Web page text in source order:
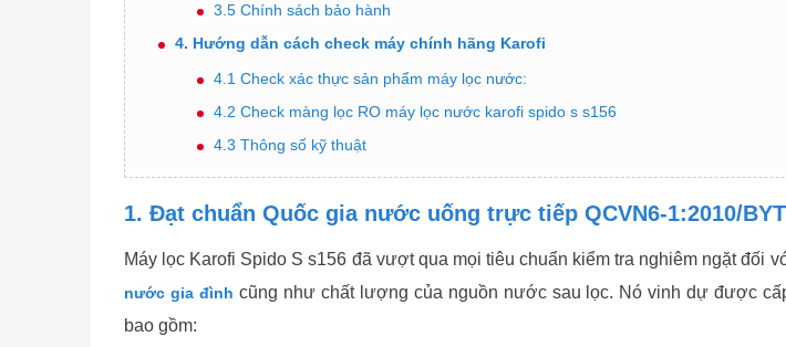
3.5 Chính sách bảo hành
4. Hướng dẫn cách check máy chính hãng Karofi
4.1 Check xác thực sản phẩm máy lọc nước:
4.2 Check màng lọc RO máy lọc nước karofi spido s s156
4.3 Thông số kỹ thuật
1. Đạt chuẩn Quốc gia nước uống trực tiếp QCVN6-1:2010/BYT
Máy lọc Karofi Spido S s156 đã vượt qua mọi tiêu chuẩn kiểm tra nghiêm ngặt đối
nước gia đình cũng như chất lượng của nguồn nước sau lọc. Nó vinh dự được
bao gồm: